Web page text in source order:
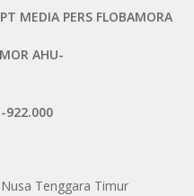
PT MEDIA PERS FLOBAMORA
AHU-
922.000
Tenggara Timur